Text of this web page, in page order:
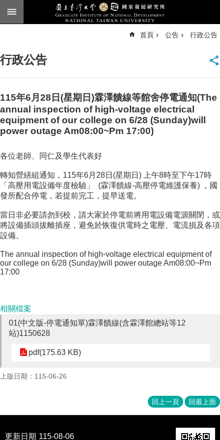
跳到主要內容區塊
臺
頁
English
公
本
簡
介
所
成
員
博
士
班
士
在
究
國
首頁 公告 行政公告
行政公告
115年6月28日(星期日)霖澤饋線等館舍停電通知(The
annual inspection of high-voltage electrical
equipment of our college on 6/28 (Sunday)will
power outage Am08:00~Pm 17:00)
各位老師、同仁及學生代表好
轉知營繕組通知，115年6月28日(星期日) 上午8時至下午17時
「高壓用電設備年度檢驗」 (霖澤饋線-高壓停電維護保養) ，國
發所配合停電，若提前完工，提早送電。
當日非必要請勿到校，請大家於停電前將用電設備電源關閉，或
將設備插頭拔離插座，避免於恢復供電時之電壓、電流損及各項
設備。
The annual inspection of high-voltage electrical equipment of
our college on 6/28 (Sunday)will power outage Am08:00~Pm
17:00
相關檔案
01(中文版-停電通知單)霖澤饋線(含霖澤館總站等12
站)1150628
pdf(175.63 KB)
上版日期：115-06-26
回上一頁 回最上面
更新日期 115-08-06